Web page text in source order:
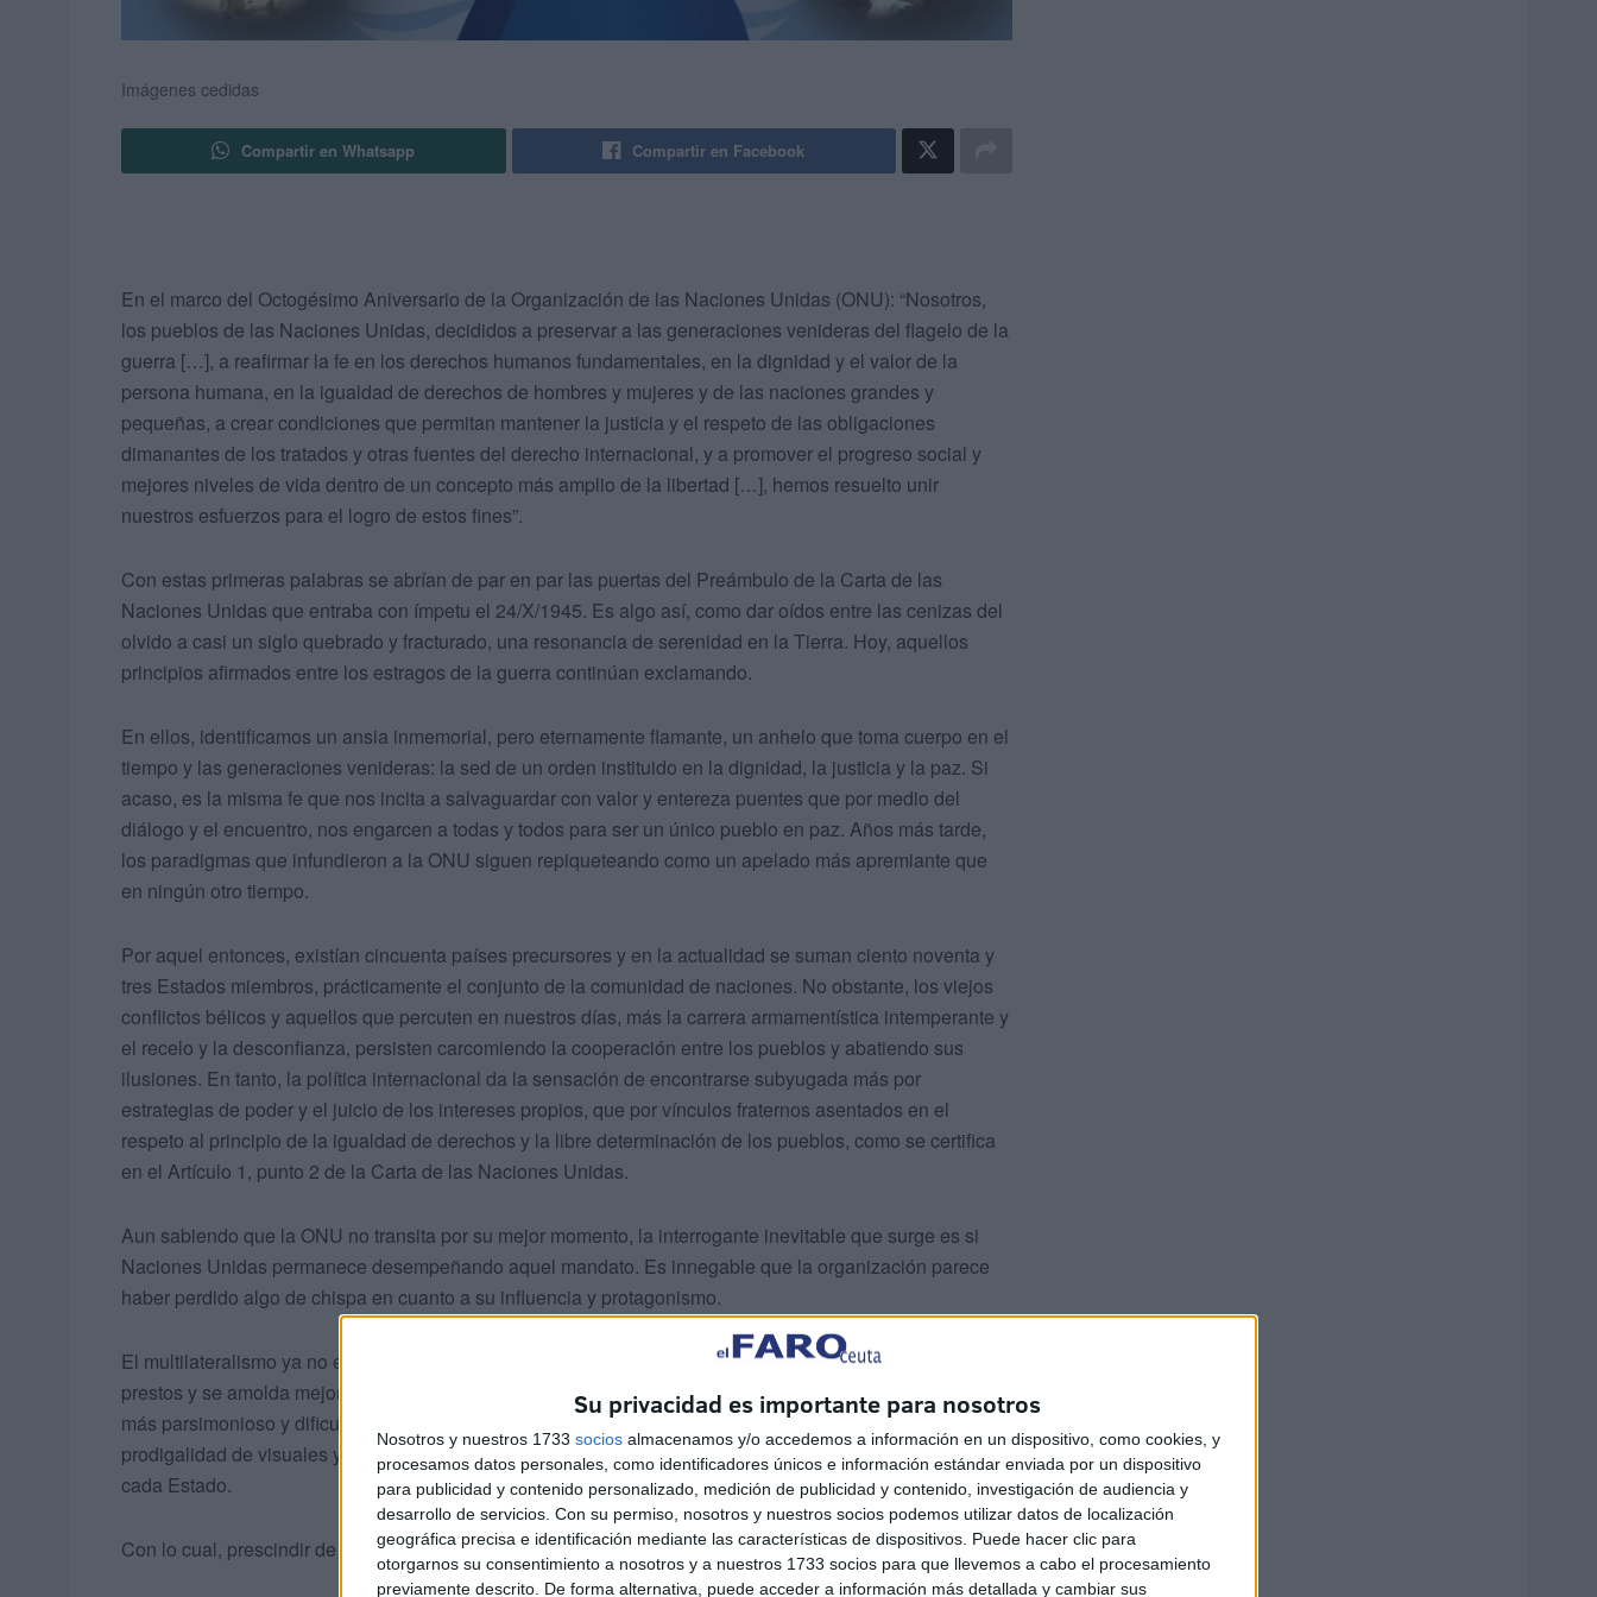
Su privacidad es importante para nosotros
Nosotros y nuestros 1733 socios almacenamos y/o accedemos a información en un dispositivo, como cookies, y
procesamos datos personales, como identificadores únicos e información estándar enviada por un dispositivo
para publicidad y contenido personalizado, medición de publicidad y contenido, investigación de audiencia y
desarrollo de servicios. Con su permiso, nosotros y nuestros socios podemos utilizar datos de localización
geográfica precisa e identificación mediante las características de dispositivos. Puede hacer clic para
otorgarnos su consentimiento a nosotros y a nuestros 1733 socios para que llevemos a cabo el procesamiento
previamente descrito. De forma alternativa, puede acceder a información más detallada y cambiar sus
Imágenes cedidas
Compartir en Whatsapp Compartir en Facebook
En el marco del Octogésimo Aniversario de la Organización de las Naciones Unidas (ONU): “Nosotros,
los pueblos de las Naciones Unidas, decididos a preservar a las generaciones venideras del flagelo de la
guerra […], a reafirmar la fe en los derechos humanos fundamentales, en la dignidad y el valor de la
persona humana, en la igualdad de derechos de hombres y mujeres y de las naciones grandes y
pequeñas, a crear condiciones que permitan mantener la justicia y el respeto de las obligaciones
dimanantes de los tratados y otras fuentes del derecho internacional, y a promover el progreso social y
mejores niveles de vida dentro de un concepto más amplio de la libertad […], hemos resuelto unir
nuestros esfuerzos para el logro de estos fines”.
Con estas primeras palabras se abrían de par en par las puertas del Preámbulo de la Carta de las
Naciones Unidas que entraba con ímpetu el 24/X/1945. Es algo así, como dar oídos entre las cenizas del
olvido a casi un siglo quebrado y fracturado, una resonancia de serenidad en la Tierra. Hoy, aquellos
principios afirmados entre los estragos de la guerra continúan exclamando.
En ellos, identificamos un ansia inmemorial, pero eternamente flamante, un anhelo que toma cuerpo en el
tiempo y las generaciones venideras: la sed de un orden instituido en la dignidad, la justicia y la paz. Si
acaso, es la misma fe que nos incita a salvaguardar con valor y entereza puentes que por medio del
diálogo y el encuentro, nos engarcen a todas y todos para ser un único pueblo en paz. Años más tarde,
los paradigmas que infundieron a la ONU siguen repiqueteando como un apelado más apremiante que
en ningún otro tiempo.
Por aquel entonces, existían cincuenta países precursores y en la actualidad se suman ciento noventa y
tres Estados miembros, prácticamente el conjunto de la comunidad de naciones. No obstante, los viejos
conflictos bélicos y aquellos que percuten en nuestros días, más la carrera armamentística intemperante y
el recelo y la desconfianza, persisten carcomiendo la cooperación entre los pueblos y abatiendo sus
ilusiones. En tanto, la política internacional da la sensación de encontrarse subyugada más por
estrategias de poder y el juicio de los intereses propios, que por vínculos fraternos asentados en el
respeto al principio de la igualdad de derechos y la libre determinación de los pueblos, como se certifica
en el Artículo 1, punto 2 de la Carta de las Naciones Unidas.
Aun sabiendo que la ONU no transita por su mejor momento, la interrogante inevitable que surge es si
Naciones Unidas permanece desempeñando aquel mandato. Es innegable que la organización parece
haber perdido algo de chispa en cuanto a su influencia y protagonismo.
El multilateralismo ya no es novedoso y lo bilateral brinda salidas más resueltas, ocasiona acuerdos
prestos y se amolda mejor a la celeridad de los memorándums nacionales. Pero lo multilateral, aunque
más parsimonioso y dificultoso, proporciona algo mucho más productivo: multiplicidad de expresiones,
prodigalidad de visuales y la viabilidad de configurar consensos que dilucidan los intereses urgentes de
cada Estado.
Con lo cual, prescindir de la ONU sería como escapar a una aldea global sin criterios.